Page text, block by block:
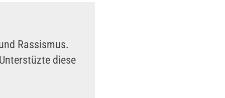
Rassismus.
diese